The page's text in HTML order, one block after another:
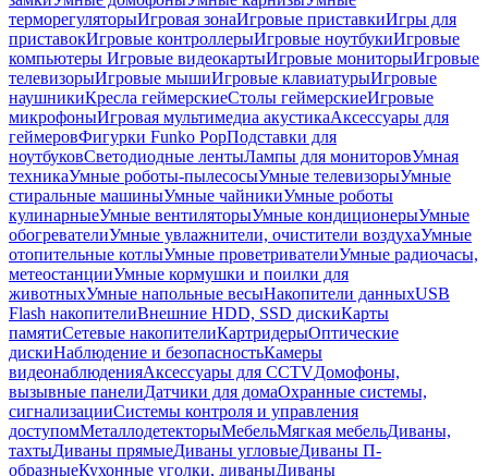
терморегуляторыИгровая зонаИгровые приставкиИгры для
приставокИгровые контроллерыИгровые ноутбукиИгровые
компьютеры Игровые видеокартыИгровые мониторыИгровые
телевизорыИгровые мышиИгровые клавиатурыИгровые
наушникиКресла геймерскиеСтолы геймерскиеИгровые
микрофоныИгровая мультимедиа акустикаАксессуары для
геймеровФигурки Funko PopПодставки для
ноутбуковСветодиодные лентыЛампы для мониторовУмная
техникаУмные роботы-пылесосыУмные телевизорыУмные
стиральные машиныУмные чайникиУмные роботы
кулинарныеУмные вентиляторыУмные кондиционерыУмные
обогревателиУмные увлажнители, очистители воздухаУмные
отопительные котлыУмные проветривателиУмные радиочасы,
метеостанцииУмные кормушки и поилки для
животныхУмные напольные весыНакопители данныхUSB
Flash накопителиВнешние HDD, SSD дискиКарты
памятиСетевые накопителиКартридерыОптические
дискиНаблюдение и безопасностьКамеры
видеонаблюденияАксессуары для CCTVДомофоны,
вызывные панелиДатчики для домаОхранные системы,
сигнализацииСистемы контроля и управления
доступомМеталлодетекторыМебельМягкая мебельДиваны,
тахтыДиваны прямыеДиваны угловыеДиваны П-
образныеКухонные уголки, диваныДиваны